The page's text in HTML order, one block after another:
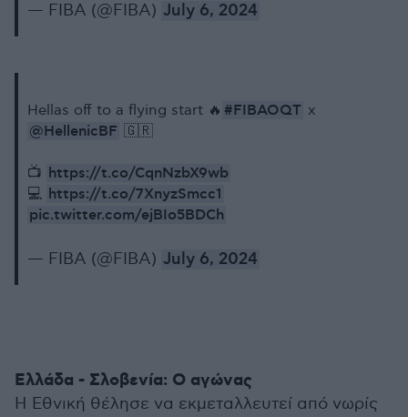
— FIBA (@FIBA) July 6, 2024
Hellas off to a flying start 🔥 #FIBAOQT x
@HellenicBF 🇬🇷
📺 https://t.co/CqnNzbX9wb
💻 https://t.co/7XnyzSmcc1
pic.twitter.com/ejBIo5BDCh
— FIBA (@FIBA) July 6, 2024
Ελλάδα - Σλοβενία: Ο αγώνας
Η Εθνική θέλησε να εκμεταλλευτεί από νωρίς